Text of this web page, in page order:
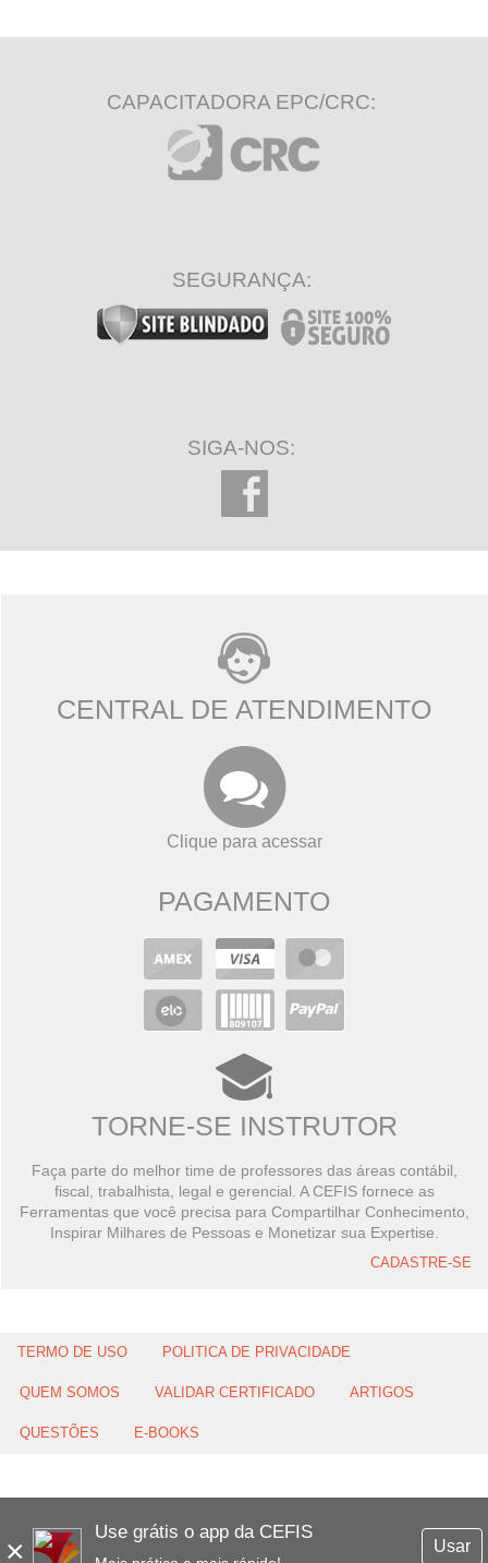
×
Use grátis o app da CEFIS
Usar
CAPACITADORA EPC/CRC:
SEGURANÇA:
SIGA-NOS:
CENTRAL DE ATENDIMENTO
Clique para acessar
PAGAMENTO
TORNE-SE INSTRUTOR
Faça parte do melhor time de professores das áreas contábil,
fiscal, trabalhista, legal e gerencial. A CEFIS fornece as
Ferramentas que você precisa para Compartilhar Conhecimento,
Inspirar Milhares de Pessoas e Monetizar sua Expertise.
CADASTRE-SE
TERMO DE USO POLITICA DE PRIVACIDADE
QUEM SOMOS VALIDAR CERTIFICADO ARTIGOS
QUESTÕES E-BOOKS